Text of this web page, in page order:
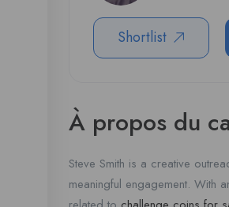
Shortlist
À propos du
Steve Smith is a creative
meaningful engagement. With